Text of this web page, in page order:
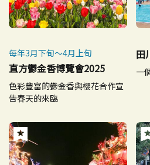
每年3月下旬～4月上旬
直方鬱金香博覽會2025
色彩豐富的鬱金香與櫻花合作宣
告春天的來臨
田
一